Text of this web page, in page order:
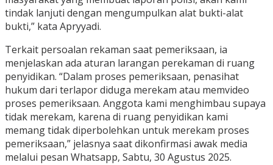
tindak lanjuti dengan mengumpulkan alat bukti-alat
bukti,” kata Apryyadi.
Terkait persoalan rekaman saat pemeriksaan, ia
menjelaskan ada aturan larangan perekaman di ruang
penyidikan. “Dalam proses pemeriksaan, penasihat
hukum dari terlapor diduga merekam atau memvideo
proses pemeriksaan. Anggota kami menghimbau supaya
tidak merekam, karena di ruang penyidikan kami
memang tidak diperbolehkan untuk merekam proses
pemeriksaan,” jelasnya saat dikonfirmasi awak media
melalui pesan Whatsapp, Sabtu, 30 Agustus 2025.